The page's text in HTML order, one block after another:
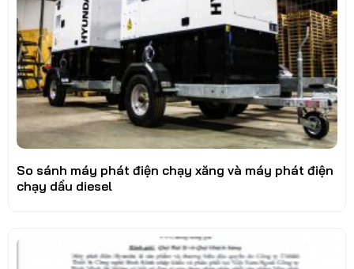
So sánh máy phát điện chạy xăng và máy phát điện
chạy dầu diesel